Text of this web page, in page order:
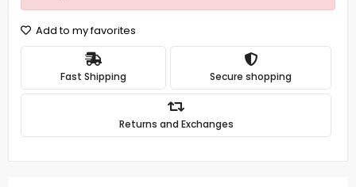
Add to my favorites
Fast Shipping Secure shopping
Returns and Exchanges